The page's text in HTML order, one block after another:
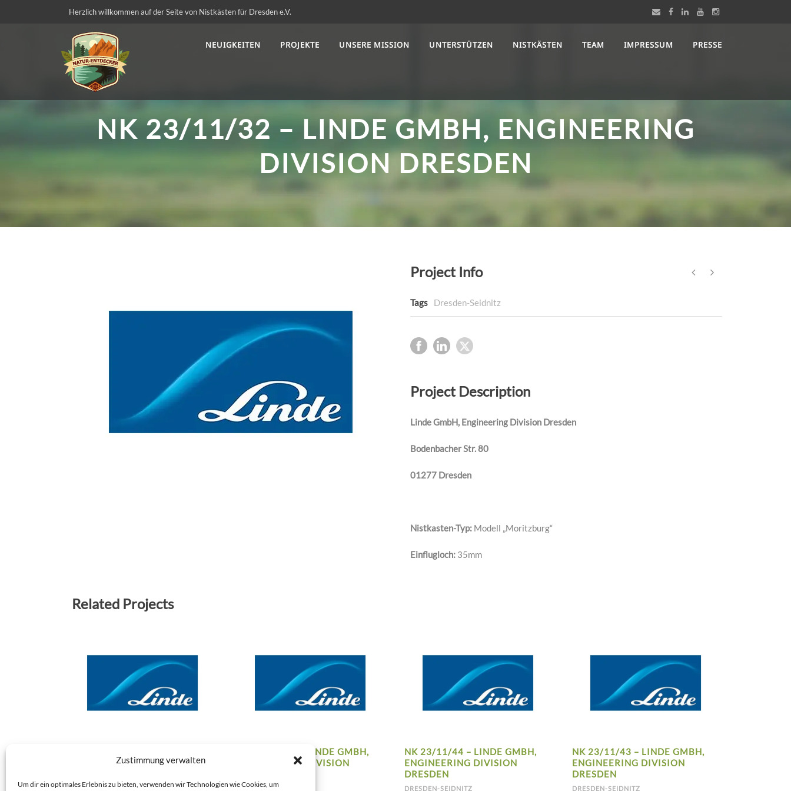
Zustimmung verwalten
Um dir ein optimales Erlebnis zu bieten, verwenden wir Technologien wie Cookies, um
Herzlich willkommen auf der Seite von Nistkästen für Dresden e.V.
NEUIGKEITEN PROJEKTE UNSERE MISSION UNTERSTÜTZEN NISTKÄSTEN TEAM IMPRESSUM PRESSE
NK 23/11/32 – LINDE GMBH, ENGINEERING
DIVISION DRESDEN
Project Info
Tags Dresden-Seidnitz
Project Description
Linde GmbH, Engineering Division Dresden
Bodenbacher Str. 80
01277 Dresden
Nistkasten-Typ: Modell „Moritzburg“
Einflugloch: 35mm
Related Projects
ENGINEERING DIVISION
DRESDEN-SEIDNITZ
NK 23/11/45 – LINDE GMBH,
ENGINEERING DIVISION
DRESDEN-SEIDNITZ
NK 23/11/44 – LINDE GMBH,
ENGINEERING DIVISION
DRESDEN
DRESDEN-SEIDNITZ
NK 23/11/43 – LINDE GMBH,
ENGINEERING DIVISION
DRESDEN
DRESDEN-SEIDNITZ